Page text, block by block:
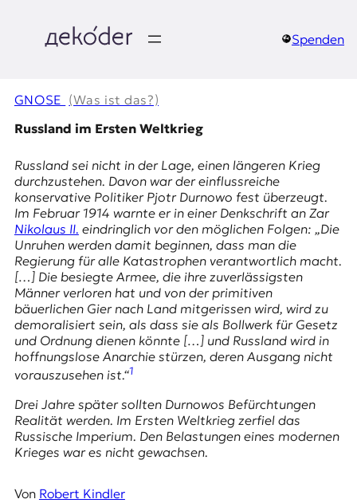
springen
e
k
o
d
e
r
|
D
E
K
O
D
E
Spenden
GNOSE (Was ist das?)
Russland im Ersten Weltkrieg
Russland sei nicht in der Lage, einen längeren Krieg
durchzustehen. Davon war der einflussreiche
konservative Politiker Pjotr Durnowo fest überzeugt.
Im Februar 1914 warnte er in einer Denkschrift an Zar
Nikolaus II. eindringlich vor den möglichen Folgen: „Die
Unruhen werden damit beginnen, dass man die
Regierung für alle Katastrophen verantwortlich macht.
[…] Die besiegte Armee, die ihre zuverlässigsten
Männer verloren hat und von der primitiven
bäuerlichen Gier nach Land mitgerissen wird, wird zu
demoralisiert sein, als dass sie als Bollwerk für Gesetz
und Ordnung dienen könnte […] und Russland wird in
hoffnungslose Anarchie stürzen, deren Ausgang nicht
vorauszusehen ist.“1
Drei Jahre später sollten Durnowos Befürchtungen
Realität werden. Im Ersten Weltkrieg zerfiel das
Russische Imperium. Den Belastungen eines modernen
Krieges war es nicht gewachsen.
Von Robert Kindler